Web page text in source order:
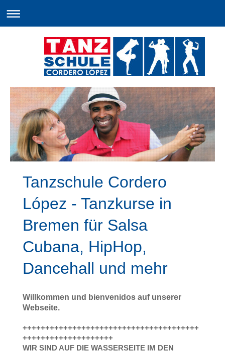
Tanzschule Cordero
López - Tanzkurse in
Bremen für Salsa
Cubana, HipHop,
Dancehall und mehr
Willkommen und bienvenidos auf unserer
Webseite.
+++++++++++++++++++++++++++++++++++++++
++++++++++++++++++++
WIR SIND AUF DIE WASSERSEITE IM DEN